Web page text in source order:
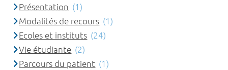
Présentation (1)
Modalités de recours (1)
Ecoles et instituts (24)
Vie étudiante (2)
Parcours du patient (1)